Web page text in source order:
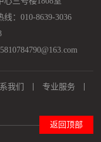
线：010-8639-3036
我们
专业服务
返回顶部